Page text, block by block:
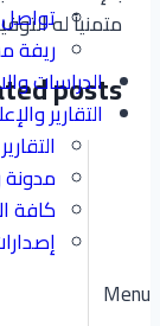
ريفة
الدراسات
التقارير
كافة
Menu
متمنياً له
posts: